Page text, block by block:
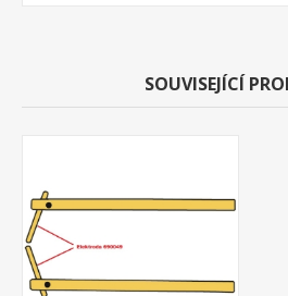
SOUVISEJÍCÍ